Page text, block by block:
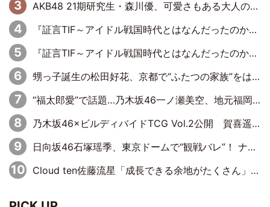
AKB48 21期研究生・森川優、可愛さもある大人の女性に
『証言TIF～アイドル戦国時代とはなんだったのか～』第11回：私立恵比寿中学・真山りか×安本彩花「TIFで10年ぶりのキョンシーメイクをしたら、場を完全に引かせてしまって。時代が変わったんだなって」
『証言TIF～アイドル戦国時代とはなんだったのか～』第10回：さくら学院・武藤彩未×飯田らうら「正直、中3で辞めるというのを信じてなくて。そう言われてはいたけど、嘘でしょって」
甥っ子誕生の松田好花、京都で“ふたつの家族”をはしご！ “母”黒谷友香に見送られ、“父”松岡昌宏とはハシゴ酒
“福太郎愛”で話題…乃木坂46一ノ瀬美空、地元福岡『めんべい25周年トップサポーター』に就任
乃木坂46×ビルディバイドTCG Vol.2公開 賀喜遥香＆田村真佑が『京まふ』ステージに登壇
日向坂46石塚瑶季、東京ドームで“観戦バレ”！ ナイツ・塙も認めた「巨人に詳しすぎるアイドル」は元VENUSスクール生で杉内コーチ推し⁉
Cloud ten佐藤流星「成長できる余地がたくさん」、本田高優「何度見ても飽きない公演に」